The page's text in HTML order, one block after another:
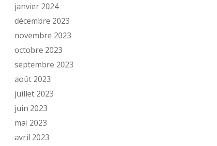
janvier 2024
décembre 2023
novembre 2023
octobre 2023
septembre 2023
août 2023
juillet 2023
juin 2023
mai 2023
avril 2023